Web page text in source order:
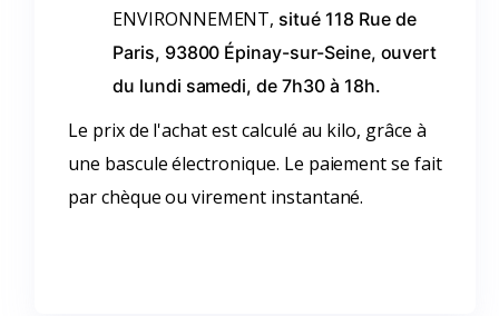
ENVIRONNEMENT, situé 118 Rue de
Paris, 93800 Épinay-sur-Seine, ouvert
du lundi samedi, de 7h30 à 18h.
Le prix de l'achat est calculé au kilo, grâce à
une bascule électronique. Le paiement se fait
par chèque ou virement instantané.